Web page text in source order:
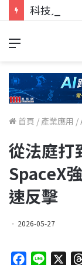
科技人找
首頁 / 產業應用 /
從法庭打
SpaceX
速反擊
2026-05-27